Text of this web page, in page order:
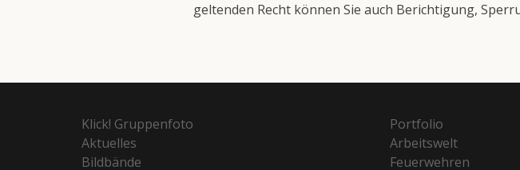
geltenden Recht können Sie auch Berichtigung,
Klick! Gruppenfoto
Aktuelles
Bildbände
Portfolio
Arbeitswelt
Feuerwehren